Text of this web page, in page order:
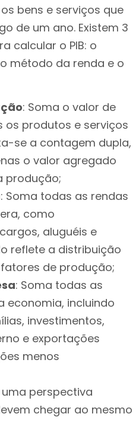
bens e serviços que
de um ano. Existem 3
calcular o PIB: o
método da renda e o
: Soma o valor de
produtos e serviços
se a contagem dupla,
o valor agregado
produção;
: Soma todas as rendas
como
aluguéis e
reflete a distribuição
de produção;
: Soma todas as
economia, incluindo
investimentos,
e exportações
menos
perspectiva
chegar ao mesmo